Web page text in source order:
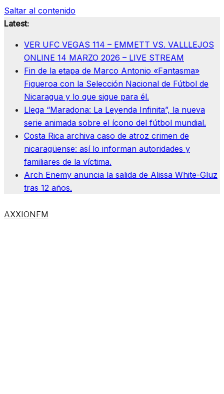
Saltar al contenido
Latest:
VER UFC VEGAS 114 – EMMETT VS. VALLLEJOS
ONLINE 14 MARZO 2026 – LIVE STREAM
Fin de la etapa de Marco Antonio «Fantasma»
Figueroa con la Selección Nacional de Fútbol de
Nicaragua y lo que sigue para él.
Llega “Maradona: La Leyenda Infinita”, la nueva
serie animada sobre el ícono del fútbol mundial.
Costa Rica archiva caso de atroz crimen de
nicaragüense: así lo informan autoridades y
familiares de la víctima.
Arch Enemy anuncia la salida de Alissa White-Gluz
tras 12 años.
AXXIONFM